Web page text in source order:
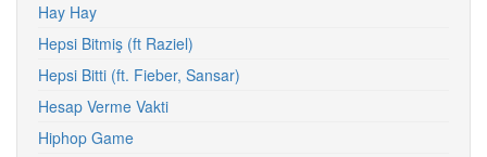
Hay Hay
Hepsi Bitmiş (ft Raziel)
Hepsi Bitti (ft. Fieber, Sansar)
Hesap Verme Vakti
Hiphop Game